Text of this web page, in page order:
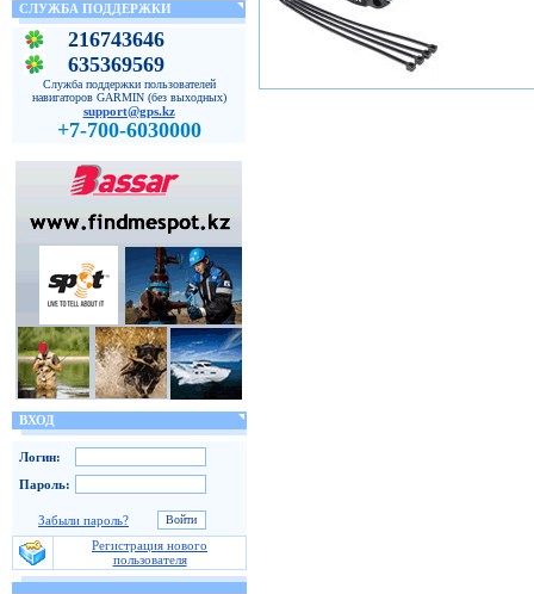
СЛУЖБА ПОДДЕРЖКИ
216743646
635369569
Служба поддержки пользователей
навигаторов GARMIN (без выходных)
support@gps.kz
+7-700-6030000
ВХОД
Логин:
Пароль:
Забыли пароль?
Регистрация нового
пользователя